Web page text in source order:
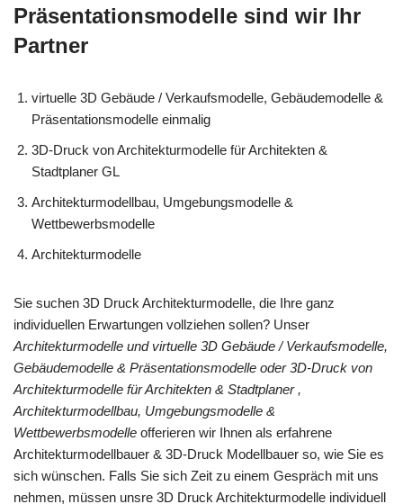
Präsentationsmodelle sind wir Ihr
Partner
virtuelle 3D Gebäude / Verkaufsmodelle, Gebäudemodelle &
Präsentationsmodelle einmalig
3D-Druck von Architekturmodelle für Architekten &
Stadtplaner GL
Architekturmodellbau, Umgebungsmodelle &
Wettbewerbsmodelle
Architekturmodelle
Sie suchen 3D Druck Architekturmodelle, die Ihre ganz
individuellen Erwartungen vollziehen sollen? Unser
Architekturmodelle und virtuelle 3D Gebäude / Verkaufsmodelle,
Gebäudemodelle & Präsentationsmodelle oder 3D-Druck von
Architekturmodelle für Architekten & Stadtplaner ,
Architekturmodellbau, Umgebungsmodelle &
Wettbewerbsmodelle offerieren wir Ihnen als erfahrene
Architekturmodellbauer & 3D-Druck Modellbauer so, wie Sie es
sich wünschen. Falls Sie sich Zeit zu einem Gespräch mit uns
nehmen, müssen unsre 3D Druck Architekturmodelle individuell